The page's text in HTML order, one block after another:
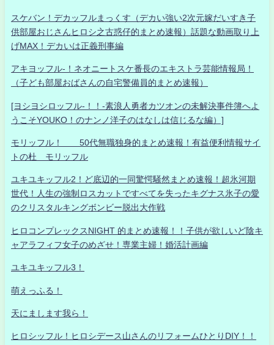
スケバン！デカッフルまっくす（デカい強い2次元嫁だいすき子
供部屋おじさんヒロシ之古惑仔的まとめ速報）話題な動画取り上
げMAX！デカいは正義刑事編
アキヨッフル-！ネオニートスケ番長のエキストラ芸能情報局！
（子ども部屋おばさんの自宅警備員的まとめ速報）
[ヨシヨシロッフル-！！-素浪人勇者カツオンの未解決事件簿へよ
うこそYOUKO！のナンノ洋子のはなしは信じるな編）]
モリッフル！ 50代無職独身的まとめ速報！有益便利情報サイ
トの杜 モリッフル
ユキユキッフル2！ど底辺的一同驚愕騒然まとめ速報！超氷河期
世代！人生の強制ロスカットですべてを失ったキグナス氷子の愛
のクリスタルキングボンビー脱出大作戦
ヒロコンプレックスNIGHT 的まとめ速報！！子供が欲しいど陰キ
ャアラフィフ女子のめざせ！専業主婦！婚活計画編
ユキユキッフル3！
萌えっふる！
天にまします我ら！
ヒロシッフル！ヒロシデース山さんのリフォームひとりDIY！！